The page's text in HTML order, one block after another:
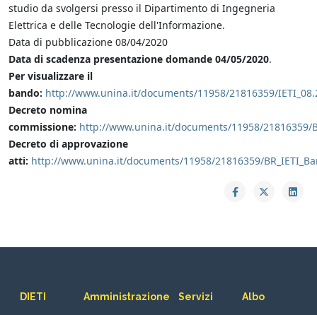
studio da svolgersi presso il Dipartimento di Ingegneria
Elettrica e delle Tecnologie dell'Informazione.
Data di pubblicazione 08/04/2020
Data di scadenza presentazione domande 04/05/2020.
Per visualizzare il
bando: http://www.unina.it/documents/11958/21816359/
Decreto nomina
commissione: http://www.unina.it/documents/11958/21816359/
Decreto di approvazione
atti: http://www.unina.it/documents/11958/21816359/
DIETI Amministrazione Servizi Albo